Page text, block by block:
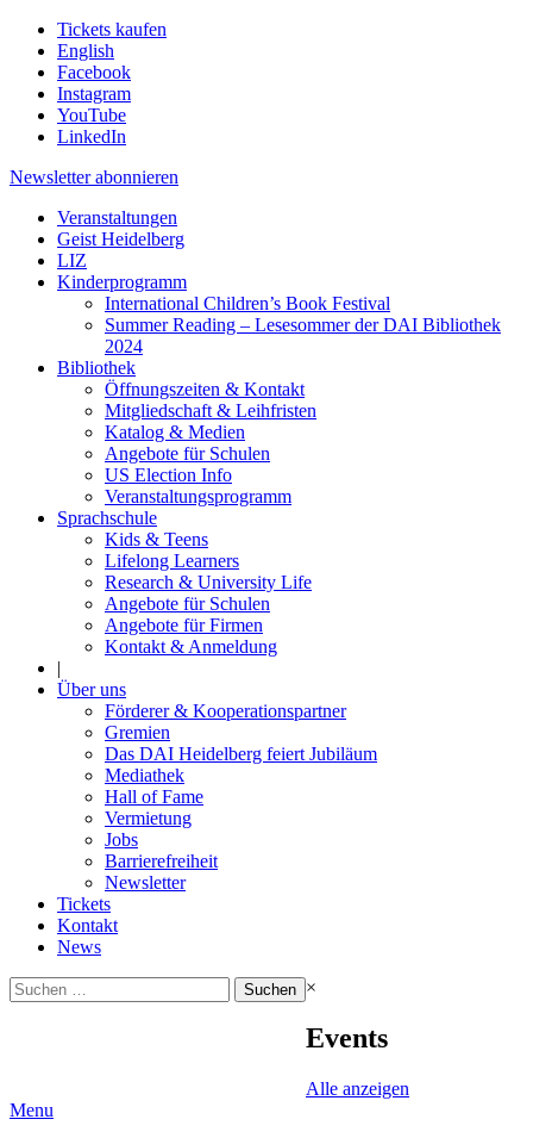
Tickets kaufen
English
Facebook
Instagram
YouTube
LinkedIn
Newsletter abonnieren
Veranstaltungen
Geist Heidelberg
LIZ
Kinderprogramm
International Children’s Book Festival
Summer Reading – Lesesommer der DAI Bibliothek
2024
Bibliothek
Öffnungszeiten & Kontakt
Mitgliedschaft & Leihfristen
Katalog & Medien
Angebote für Schulen
US Election Info
Veranstaltungsprogramm
Sprachschule
Kids & Teens
Lifelong Learners
Research & University Life
Angebote für Schulen
Angebote für Firmen
Kontakt & Anmeldung
|
Über uns
Förderer & Kooperationspartner
Gremien
Das DAI Heidelberg feiert Jubiläum
Mediathek
Hall of Fame
Vermietung
Jobs
Barrierefreiheit
Newsletter
Tickets
Kontakt
News
Suchen
nach:
×
Events
Alle anzeigen
Menu